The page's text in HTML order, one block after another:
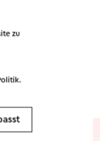
→ 197,3 km
zu
.